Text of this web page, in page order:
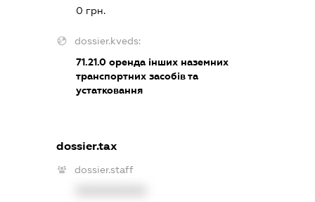
0 грн.
dossier.kveds:
71.21.0 оренда інших наземних
транспортних засобів та
устатковання
dossier.tax
dossier.staff